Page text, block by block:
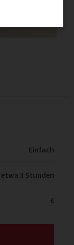
Einfach
etwa 3 Stunden
€